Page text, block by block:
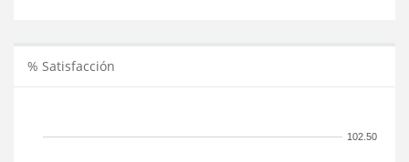
% Satisfacción
102.50